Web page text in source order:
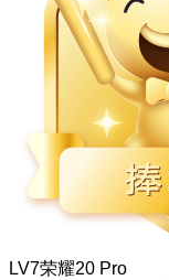
LV7荣耀20 Pro